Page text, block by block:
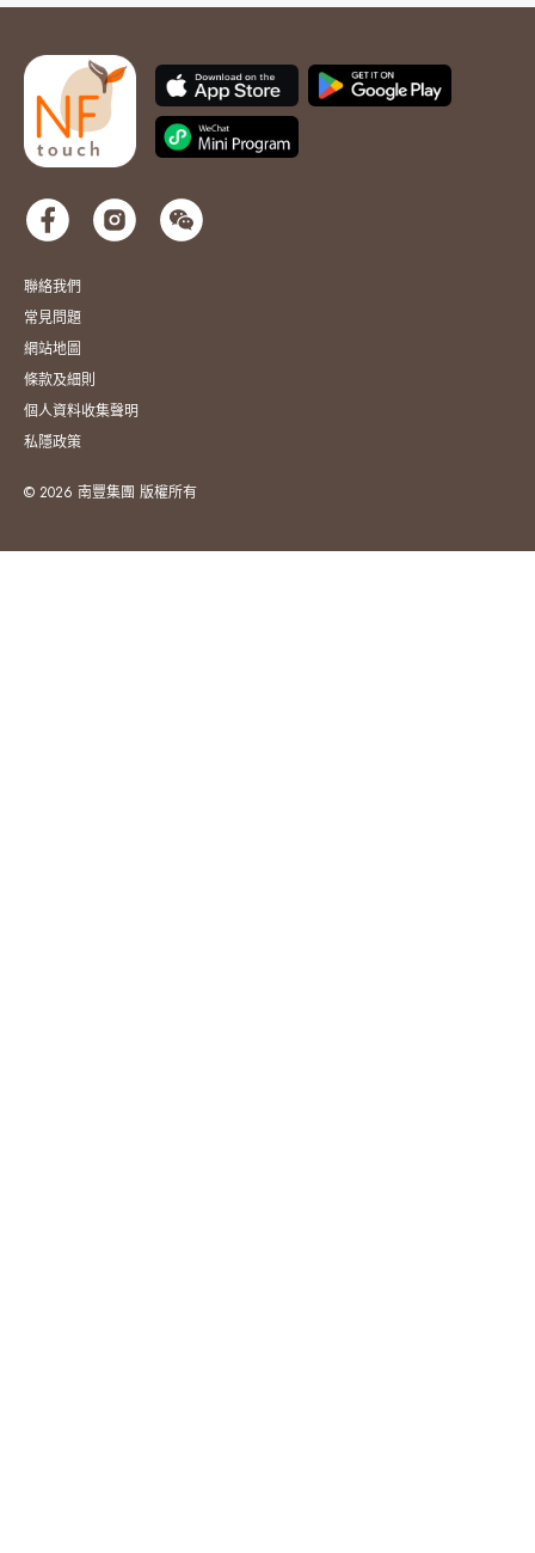
聯絡我們
常見問題
網站地圖
條款及細則
個人資料收集聲明
私隱政策
© 2026 南豐集團 版權所有